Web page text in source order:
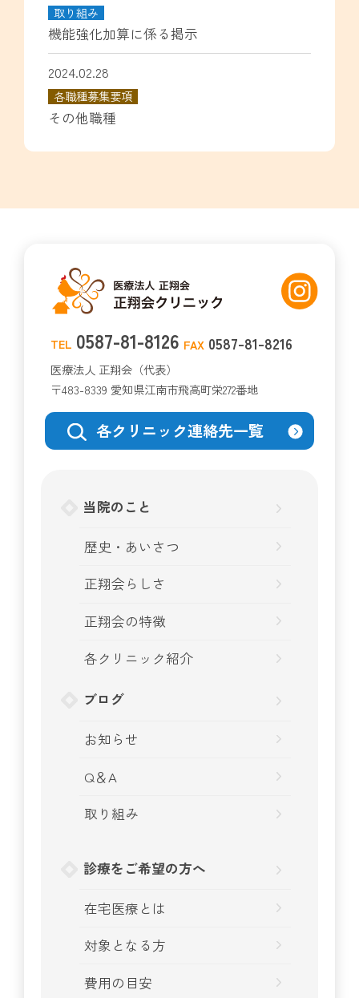
取り組み
機能強化加算に係る掲示
2024.02.28
各職種募集要項
その他職種
TEL 0587-81-8126 FAX 0587-81-8216
医療法人 正翔会（代表）
〒483-8339 愛知県江南市飛高町栄272番地
各クリニック連絡先一覧
当院のこと
歴史・あいさつ
正翔会らしさ
正翔会の特徴
各クリニック紹介
ブログ
お知らせ
Q＆A
取り組み
診療をご希望の方へ
在宅医療とは
対象となる方
費用の目安